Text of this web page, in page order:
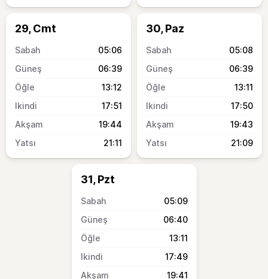
29, Cmt
05:06
06:39
13:12
17:51
19:44
21:11
30, Paz
05:08
06:39
13:11
17:50
19:43
21:09
31, Pzt
05:09
06:40
13:11
17:49
19:41